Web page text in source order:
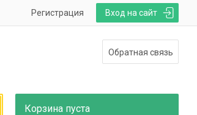
Вход на сайт
Регистрация
Обратная связь
Корзина пуста